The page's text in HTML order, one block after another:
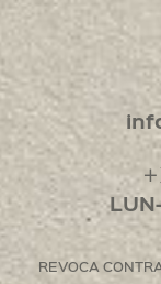
REVOCA